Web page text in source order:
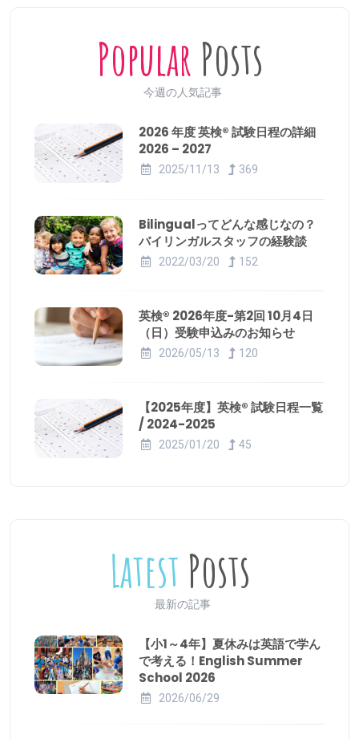
Popular Posts
今週の人気記事
2026 年度 英検® 試験日程の詳細
2026 – 2027
2025/11/13 369
Bilingualってどんな感じなの？
バイリンガルスタッフの経験談
2022/03/20 152
英検® 2026年度-第2回 10月4日
（日）受験申込みのお知らせ
2026/05/13 120
【2025年度】英検® 試験日程一覧
/ 2024-2025
2025/01/20 45
Latest Posts
最新の記事
【小1～4年】夏休みは英語で学ん
で考える！English Summer
School 2026
2026/06/29